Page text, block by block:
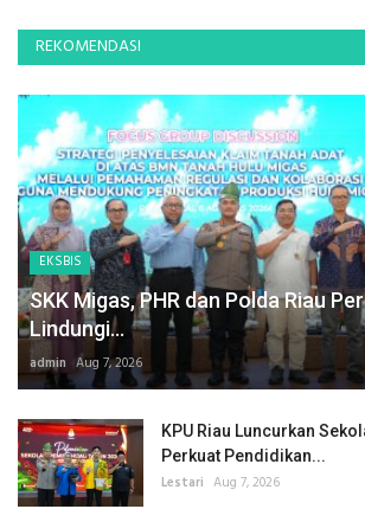
REKOMENDASI
EKSBIS
SKK Migas, PHR dan Polda Riau
Lindungi...
admin Aug 7, 2026
KPU Riau Luncurkan
Perkuat Pendidikan...
Lestari Aug 7, 2026